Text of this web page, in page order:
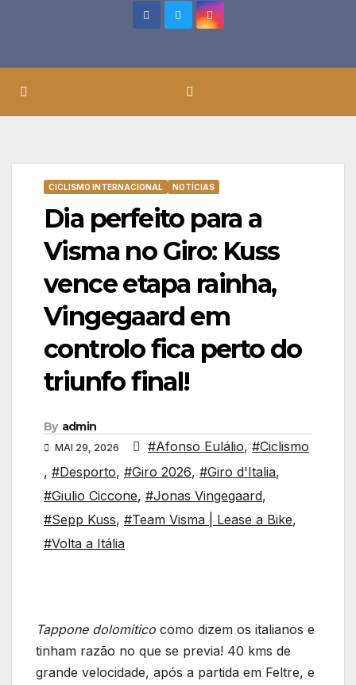
CICLISMO INTERNACIONAL NOTÍCIAS
Dia perfeito para a
Visma no Giro: Kuss
vence etapa rainha,
Vingegaard em
controlo fica perto do
triunfo final!
By admin
MAI 29, 2026 #Afonso Eulálio, #Ciclismo
, #Desporto, #Giro 2026, #Giro d'Italia,
#Giulio Ciccone, #Jonas Vingegaard,
#Sepp Kuss, #Team Visma | Lease a Bike,
#Volta a Itália
Tappone dolomitico como dizem os italianos e
tinham razão no que se previa! 40 kms de
grande velocidade, após a partida em Feltre, e